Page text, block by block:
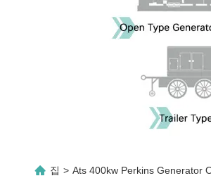
집 > Ats 400kw Perkins Generator